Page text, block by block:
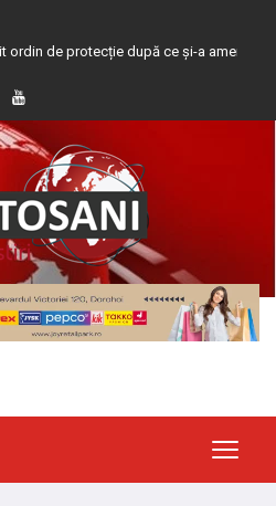
după ce și-a amenințat